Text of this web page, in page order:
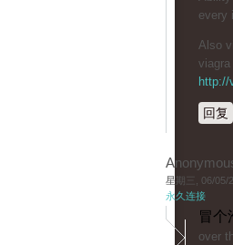
every
Also
viagra
http://
回复
星期三, 06/05/
永久连接
冒个
over